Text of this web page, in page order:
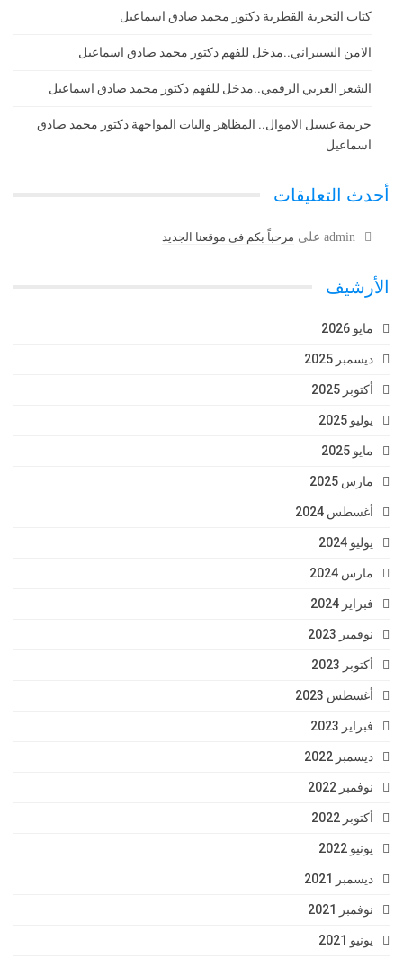
كتاب التجربة القطرية دكتور محمد صادق اسماعيل
الامن السيبراني..مدخل للفهم دكتور محمد صادق اسماعيل
الشعر العربي الرقمي..مدخل للفهم دكتور محمد صادق اسماعيل
جريمة غسيل الاموال.. المظاهر واليات المواجهة دكتور محمد صادق
اسماعيل
أحدث التعليقات
admin على مرحباً بكم فى موقعنا الجديد
الأرشيف
مايو 2026
ديسمبر 2025
أكتوبر 2025
يوليو 2025
مايو 2025
مارس 2025
أغسطس 2024
يوليو 2024
مارس 2024
فبراير 2024
نوفمبر 2023
أكتوبر 2023
أغسطس 2023
فبراير 2023
ديسمبر 2022
نوفمبر 2022
أكتوبر 2022
يونيو 2022
ديسمبر 2021
نوفمبر 2021
يونيو 2021